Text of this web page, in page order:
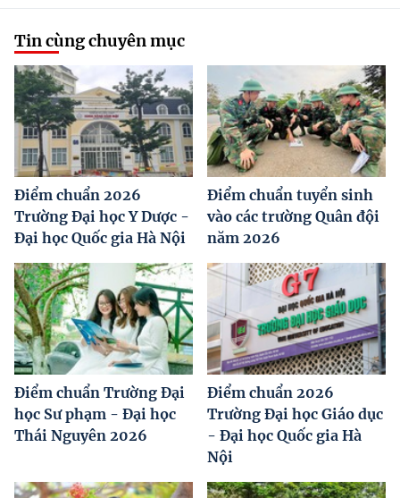
Tin cùng chuyên mục
Điểm chuẩn 2026
Trường Đại học Y Dược -
Đại học Quốc gia Hà Nội
Điểm chuẩn tuyển sinh
vào các trường Quân đội
năm 2026
Điểm chuẩn Trường Đại
học Sư phạm - Đại học
Thái Nguyên 2026
Điểm chuẩn 2026
Trường Đại học Giáo dục
- Đại học Quốc gia Hà
Nội